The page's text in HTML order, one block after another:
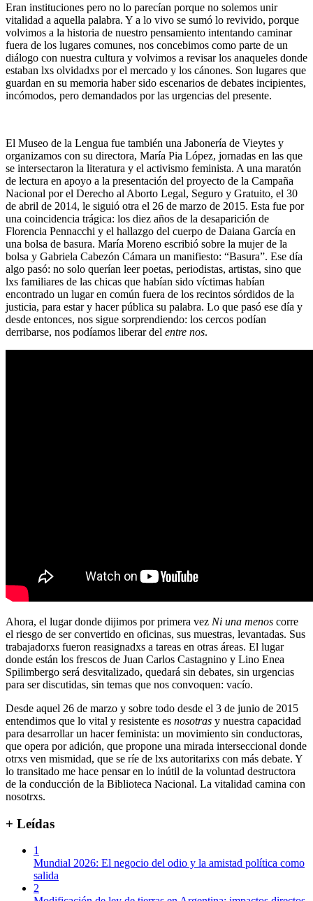
Eran instituciones pero no lo parecían porque no solemos unir
vitalidad a aquella palabra. Y a lo vivo se sumó lo revivido, porque
volvimos a la historia de nuestro pensamiento intentando caminar
fuera de los lugares comunes, nos concebimos como parte de un
diálogo con nuestra cultura y volvimos a revisar los anaqueles donde
estaban lxs olvidadxs por el mercado y los cánones. Son lugares que
guardan en su memoria haber sido escenarios de debates incipientes,
incómodos, pero demandados por las urgencias del presente.
El Museo de la Lengua fue también una Jabonería de Vieytes y
organizamos con su directora, María Pia López, jornadas en las que
se intersectaron la literatura y el activismo feminista. A una maratón
de lectura en apoyo a la presentación del proyecto de la Campaña
Nacional por el Derecho al Aborto Legal, Seguro y Gratuito, el 30
de abril de 2014, le siguió otra el 26 de marzo de 2015. Esta fue por
una coincidencia trágica: los diez años de la desaparición de
Florencia Pennacchi y el hallazgo del cuerpo de Daiana García en
una bolsa de basura. María Moreno escribió sobre la mujer de la
bolsa y Gabriela Cabezón Cámara un manifiesto: “Basura”. Ese día
algo pasó: no solo querían leer poetas, periodistas, artistas, sino que
lxs familiares de las chicas que habían sido víctimas habían
encontrado un lugar en común fuera de los recintos sórdidos de la
justicia, para estar y hacer pública su palabra. Lo que pasó ese día y
desde entonces, nos sigue sorprendiendo: los cercos podían
derribarse, nos podíamos liberar del entre nos.
Ahora, el lugar donde dijimos por primera vez Ni una menos corre
el riesgo de ser convertido en oficinas, sus muestras, levantadas. Sus
trabajadorxs fueron reasignadxs a tareas en otras áreas. El lugar
donde están los frescos de Juan Carlos Castagnino y Lino Enea
Spilimbergo será desvitalizado, quedará sin debates, sin urgencias
para ser discutidas, sin temas que nos convoquen: vacío.
Desde aquel 26 de marzo y sobre todo desde el 3 de junio de 2015
entendimos que lo vital y resistente es nosotras y nuestra capacidad
para desarrollar un hacer feminista: un movimiento sin conductoras,
que opera por adición, que propone una mirada interseccional donde
otrxs ven mismidad, que se ríe de lxs autoritarixs con más debate. Y
lo transitado me hace pensar en lo inútil de la voluntad destructora
de la conducción de la Biblioteca Nacional. La vitalidad camina con
nosotrxs.
+ Leídas
1
Mundial 2026: El negocio del odio y la amistad política como
salida
2